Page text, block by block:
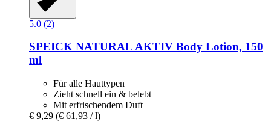
5.0 (2)
SPEICK NATURAL AKTIV Body Lotion, 150
ml
Für alle Hauttypen
Zieht schnell ein & belebt
Mit erfrischendem Duft
€ 9,29 (€ 61,93 / l)